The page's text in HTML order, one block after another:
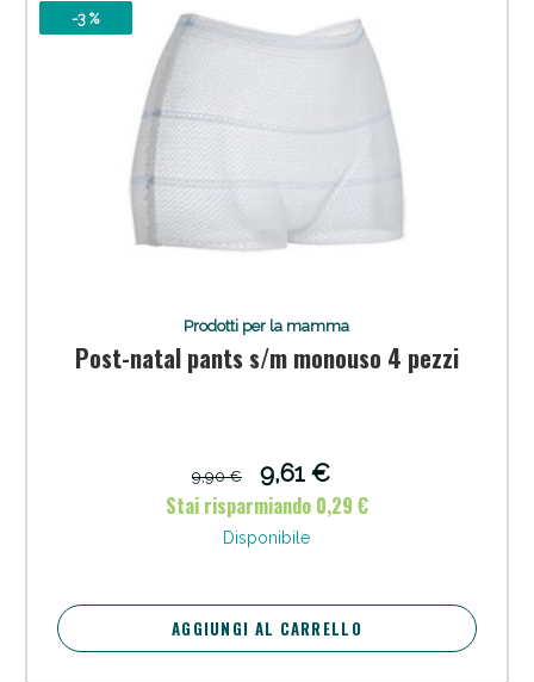
-3 %
Prodotti per la mamma
Post-natal pants s/m monouso 4 pezzi
9,90 €
9,61 €
Stai risparmiando 0,29 €
Disponibile
AGGIUNGI AL CARRELLO
Anticellulite e Fanghi: Sconto fino al 40% valido
oggi!
Sconto fino al 55% disponibile oggi!